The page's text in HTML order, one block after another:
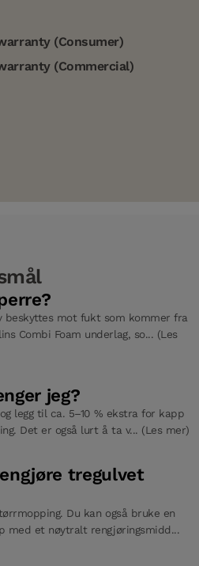
(Consumer)
(Commercial)
mot fukt som kommer fra
Combi Foam underlag, so... (Les
jeg?
legg til ca. 5–10 % ekstra for kapp
Det er også lurt å ta v... (Les mer)
tregulvet
Du kan også bruke en
med et nøytralt rengjøringsmidd...